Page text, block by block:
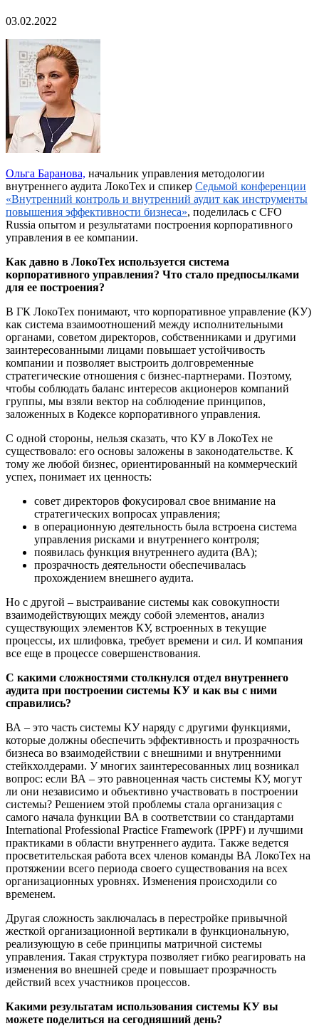
03.02.2022
Ольга Баранова, начальник управления методологии
внутреннего аудита ЛокоТех и спикер Седьмой конференции
«Внутренний контроль и внутренний аудит как инструменты
повышения эффективности бизнеса», поделилась с CFO
Russia опытом и результатами построения корпоративного
управления в ее компании.
Как давно в ЛокоТех используется система
корпоративного управления? Что стало предпосылками
для ее построения?
В ГК ЛокоТех понимают, что корпоративное управление (КУ)
как система взаимоотношений между исполнительными
органами, советом директоров, собственниками и другими
заинтересованными лицами повышает устойчивость
компании и позволяет выстроить долговременные
стратегические отношения с бизнес-партнерами. Поэтому,
чтобы соблюдать баланс интересов акционеров компаний
группы, мы взяли вектор на соблюдение принципов,
заложенных в Кодексе корпоративного управления.
С одной стороны, нельзя сказать, что КУ в ЛокоТех не
существовало: его основы заложены в законодательстве. К
тому же любой бизнес, ориентированный на коммерческий
успех, понимает их ценность:
совет директоров фокусировал свое внимание на
стратегических вопросах управления;
в операционную деятельность была встроена система
управления рисками и внутреннего контроля;
появилась функция внутреннего аудита (ВА);
прозрачность деятельности обеспечивалась
прохождением внешнего аудита.
Но с другой – выстраивание системы как совокупности
взаимодействующих между собой элементов, анализ
существующих элементов КУ, встроенных в текущие
процессы, их шлифовка, требует времени и сил. И компания
все еще в процессе совершенствования.
С какими сложностями столкнулся отдел внутреннего
аудита при построении системы КУ и как вы с ними
справились?
ВА – это часть системы КУ наряду с другими функциями,
которые должны обеспечить эффективность и прозрачность
бизнеса во взаимодействии с внешними и внутренними
стейкхолдерами. У многих заинтересованных лиц возникал
вопрос: если ВА – это равноценная часть системы КУ, могут
ли они независимо и объективно участвовать в построении
системы? Решением этой проблемы стала организация с
самого начала функции ВА в соответствии со стандартами
International Professional Practice Framework (IPPF) и лучшими
практиками в области внутреннего аудита. Также ведется
просветительская работа всех членов команды ВА ЛокоТех на
протяжении всего периода своего существования на всех
организационных уровнях. Изменения происходили со
временем.
Другая сложность заключалась в перестройке привычной
жесткой организационной вертикали в функциональную,
реализующую в себе принципы матричной системы
управления. Такая структура позволяет гибко реагировать на
изменения во внешней среде и повышает прозрачность
действий всех участников процессов.
Какими результатам использования системы КУ вы
можете поделиться на сегодняшний день?